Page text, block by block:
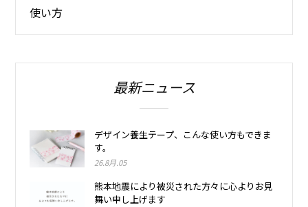
使い方
最新ニュース
デザイン養生テープ、こんな使い方もできま
す。
26.8月.05
熊本地震により被災された方々に心よりお見
舞い申し上げます